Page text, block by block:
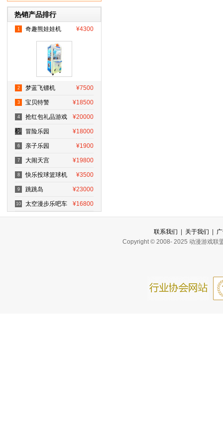
热销产品排行
1 ¥4300
奇趣熊娃娃机
2 ¥7500
梦蓝飞镖机
3 ¥18500
宝贝特警
4 ¥20000
抢红包礼品游戏
机
5 ¥18000
冒险乐园
6 ¥1900
亲子乐园
7 ¥19800
大闹天宫
8 ¥3500
快乐投球篮球机
9 ¥23000
跳跳岛
10 ¥16800
太空漫步乐吧车
联系我们 关于我们
Copyright © 2008- 2025 动漫游戏联